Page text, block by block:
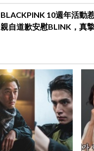
BLACKPINK 10週年活動
親自道歉安慰BLINK，真